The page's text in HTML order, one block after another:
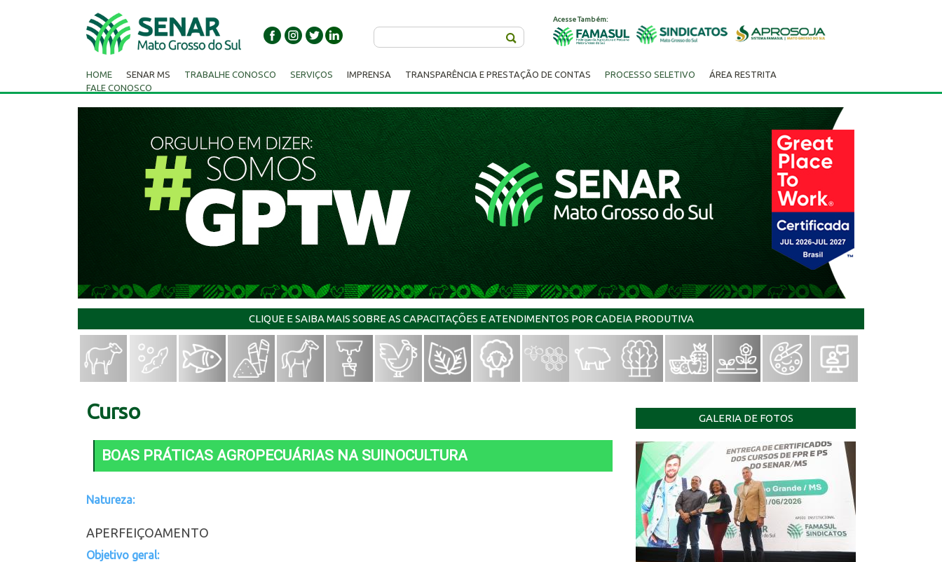
Acesse Também:
HOME SENAR MS TRABALHE CONOSCO SERVIÇOS IMPRENSA TRANSPARÊNCIA E PRESTAÇÃO DE CONTAS PROCESSO SELETIVO
ÁREA RESTRITA
FALE CONOSCO
CLIQUE E SAIBA MAIS SOBRE AS CAPACITAÇÕES E ATENDIMENTOS POR CADEIA PRODUTIVA
GALERIA DE FOTOS
Curso
BOAS PRÁTICAS AGROPECUÁRIAS NA SUINOCULTURA
Natureza:
APERFEIÇOAMENTO
Objetivo geral: